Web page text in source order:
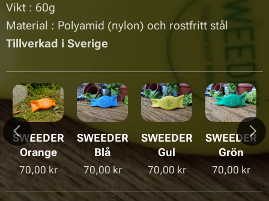
Vikt : 60g
Material : Polyamid (nylon) och rostfritt stål
Tillverkad i Sverige
SWEEDER
Orange
70,00 kr
SWEEDER
Blå
70,00 kr
SWEEDER
Gul
70,00 kr
SWEEDER
Grön
70,00 kr